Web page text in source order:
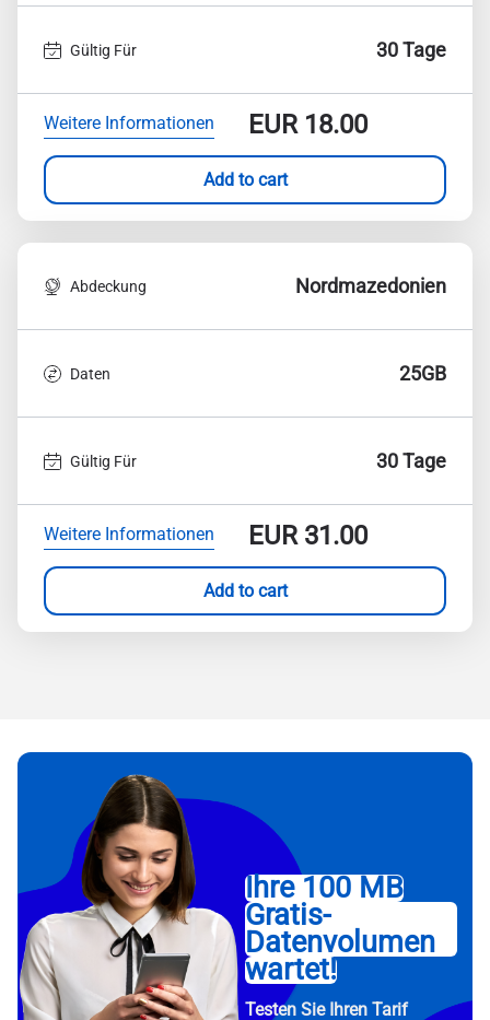
Gültig Für 30 Tage
Weitere Informationen EUR18.00
Add to cart
Abdeckung Nordmazedonien
Daten 25GB
Gültig Für 30 Tage
Weitere Informationen EUR31.00
Add to cart
Ihre 100 MB
Gratis-
Datenvolumen
wartet!
Testen Sie Ihren Tarif